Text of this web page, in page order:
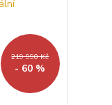
219 990 Kč
- 60 %